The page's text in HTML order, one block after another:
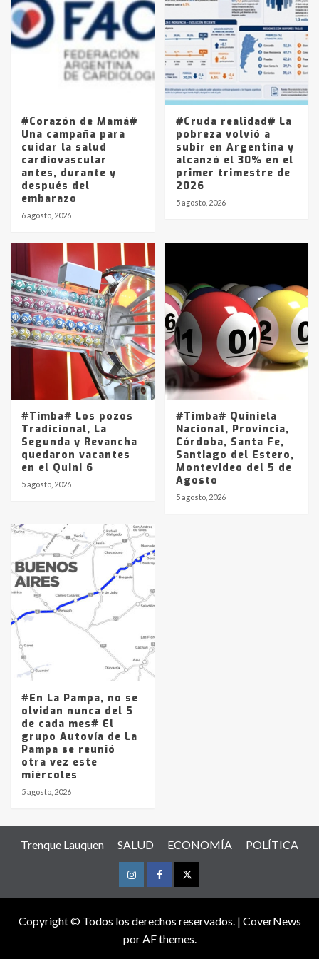
4
joven de Trenque Lauquen
Los precios de los combustibles en
La Pampa, desde YPF hasta Axion
entre 857 a 1338 pesos
#Corazón de Mamá#
Una campaña para
cuidar la salud
cardiovascular
antes, durante y
después del
embarazo
6 agosto, 2026
#Cruda realidad# La
pobreza volvió a
subir en Argentina y
alcanzó el 30% en el
primer trimestre de
2026
5 agosto, 2026
#Timba# Los pozos
Tradicional, La
Segunda y Revancha
quedaron vacantes
en el Quini 6
5 agosto, 2026
#Timba# Quiniela
Nacional, Provincia,
Córdoba, Santa Fe,
Santiago del Estero,
Montevideo del 5 de
Agosto
5 agosto, 2026
#En La Pampa, no se
olvidan nunca del 5
de cada mes# El
grupo Autovía de La
Pampa se reunió
otra vez este
miércoles
5 agosto, 2026
Trenque Lauquen SALUD ECONOMÍA POLÍTICA
InstagramFacebookTwitter
Copyright © Todos los derechos reservados. | CoverNews
por AF themes.